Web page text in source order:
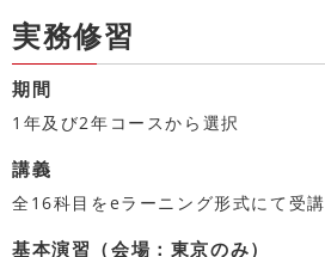
実務修習
期間
1年及び2年コースから選択
講義
全16科目をeラーニング形式にて受講
基本演習（会場：東京のみ）